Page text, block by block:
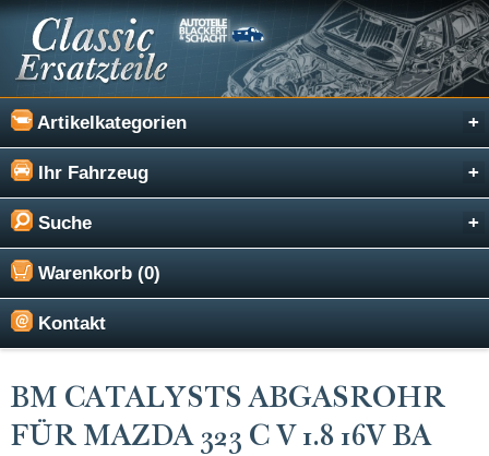
Artikelkategorien
Ihr Fahrzeug
Suche
Warenkorb (0)
Kontakt
BM CATALYSTS ABGASROHR
FÜR MAZDA 323 C V 1.8 16V BA